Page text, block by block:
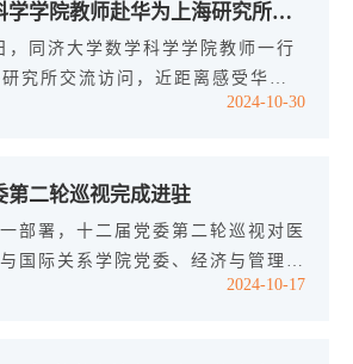
同济大学数学科学学院教师赴华为上海研究所参观交流
，同济大学数学科学学院教师一行
究所交流访问，近距离感受华为
创新，学习了解华为的数智化转型实
车解决方案展厅，并与华为上海研
开展workshop，深入了解前沿科
业的交流合作。在上海MBB
华为工作人员的指引下，首先观
2024-10-30
第二轮巡视完成进驻
部署，十二届党委第二轮巡视对医
国际关系学院党委、经济与管理学
学院党委、环境科学与工程学院党
2024-10-17